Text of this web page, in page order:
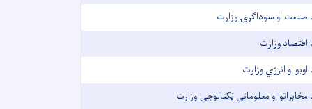
صنعت او سوداګرۍ وزارت
اقتصاد وزارت
اوبو او انرژي وزارت
مخابراتو او معلوماتي ټکنالوجۍ وزارت